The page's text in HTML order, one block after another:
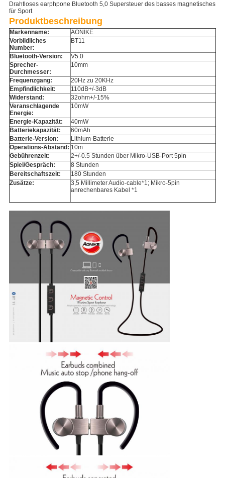
Drahtloses earphpone Bluetooth 5,0 Supersteuer des basses magnetisches
für Sport
Produktbeschreibung
Markenname:
AONIKE
Vorbildliches
Number:
BT11
Bluetooth-Version:
V5.0
Sprecher-
Durchmesser:
10mm
Frequenzgang:
20Hz zu 20KHz
Empfindlichkeit:
110dB+/-3dB
Widerstand:
32ohm+/-15%
Veranschlagende
Energie:
10mW
Energie-Kapazität:
40mW
Batteriekapazität:
60mAh
Batterie-Version:
Lithium-Batterie
Operations-Abstand: 10m
Gebührenzeit:
2+/-0.5 Stunden über Mikro-USB-Port 5pin
Spiel/Gespräch:
8 Stunden
Bereitschaftszeit:
180 Stunden
Zusätze:
3,5 Millimeter Audio-cable*1; Mikro-5pin
anrechenbares Kabel *1